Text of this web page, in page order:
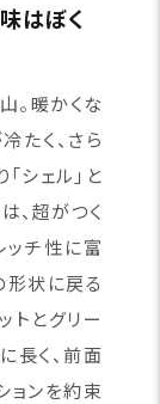
はぼく
。暖かくな
たく、さら
シェル」と
、超がつく
チ性に富
形状に戻る
トとグリー
長く、前面
ョンを約束